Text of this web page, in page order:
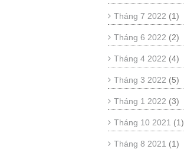
Tháng 7 2022 (1)
Tháng 6 2022 (2)
Tháng 4 2022 (4)
Tháng 3 2022 (5)
Tháng 1 2022 (3)
Tháng 10 2021 (1)
Tháng 8 2021 (1)